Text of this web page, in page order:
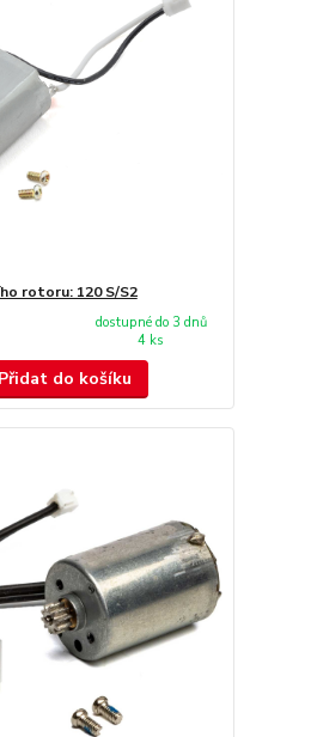
rotoru: 120 S/S2
dostupné do 3 dnů
4 ks
Přidat do košíku